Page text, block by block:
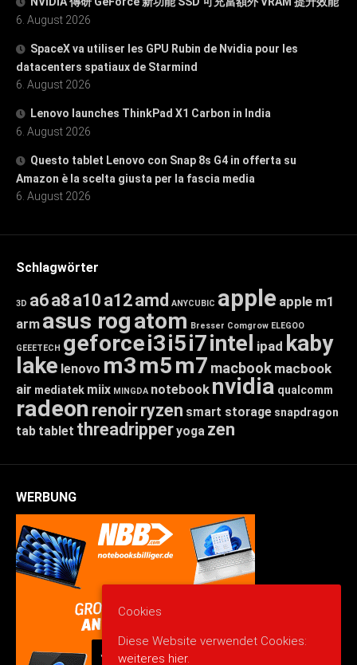
6. August 2026
SpaceX va utiliser les GPU Rubin de Nvidia pour les
datacenters spatiaux de Starmind
6. August 2026
Lenovo launches ThinkPad X1 Carbon in India
6. August 2026
Questo tablet Lenovo con Snap 8s G4 in offerta su
Amazon è la scelta giusta per la fascia media
6. August 2026
Schlagwörter
3D a6a8 a10 a12amd ANYCUBIC apple apple m1
arm asus rogatom Bresser Comgrow ELEGOO
GEEETECH geforcei3i5i7intel ipad kaby
lake lenovo m3m5m7 macbook macbook
air mediatek miix MINGDA notebook nvidia qualcomm
radeon renoirryzen smart storage snapdragon
tab tablet threadripperyoga zen
WERBUNG
Cookies
Diese Website verwendet Cookies:
weiteres hier.